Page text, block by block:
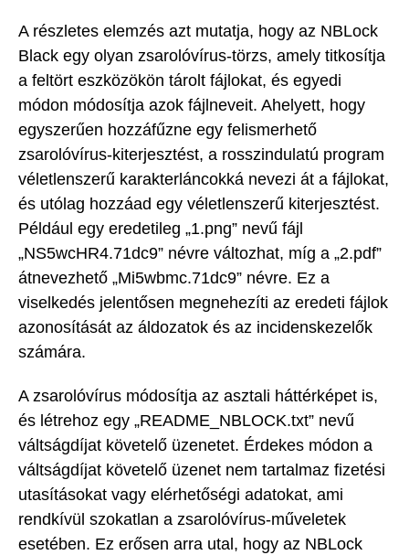
A részletes elemzés azt mutatja, hogy az NBLock
Black egy olyan zsarolóvírus-törzs, amely titkosítja
a feltört eszközökön tárolt fájlokat, és egyedi
módon módosítja azok fájlneveit. Ahelyett, hogy
egyszerűen hozzáfűzne egy felismerhető
zsarolóvírus-kiterjesztést, a rosszindulatú program
véletlenszerű karakterláncokká nevezi át a fájlokat,
és utólag hozzáad egy véletlenszerű kiterjesztést.
Például egy eredetileg „1.png” nevű fájl
„NS5wcHR4.71dc9” névre változhat, míg a „2.pdf”
átnevezhető „Mi5wbmc.71dc9” névre. Ez a
viselkedés jelentősen megnehezíti az eredeti fájlok
azonosítását az áldozatok és az incidenskezelők
számára.
A zsarolóvírus módosítja az asztali háttérképet is,
és létrehoz egy „README_NBLOCK.txt” nevű
váltságdíjat követelő üzenetet. Érdekes módon a
váltságdíjat követelő üzenet nem tartalmaz fizetési
utasításokat vagy elérhetőségi adatokat, ami
rendkívül szokatlan a zsarolóvírus-műveletek
esetében. Ez erősen arra utal, hogy az NBLock